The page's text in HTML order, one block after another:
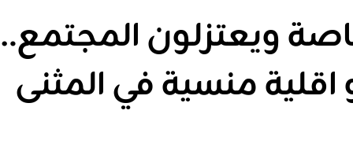
ويعتزلون
اقلية منسية في المثنى